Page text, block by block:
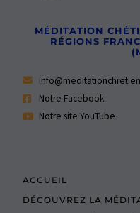
MÉDITATION
RÉGIONS
Notre Facebook
Notre site YouTube
ACCUEIL
DÉCOUVREZ LA